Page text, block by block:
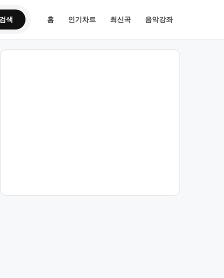
색 홈 인기차트 최신곡 음악강좌